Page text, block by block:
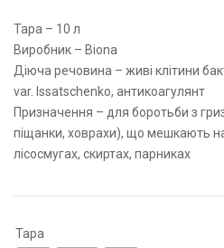
Тара – 10 л
Виробник – Biona
Діюча речовина – живі клітини
var. Issatschenko, антикоагулянт
Призначення – для боротьби з
піщанки, ховрахи), що мешкають
лісосмугах, скиртах, парниках
Тара